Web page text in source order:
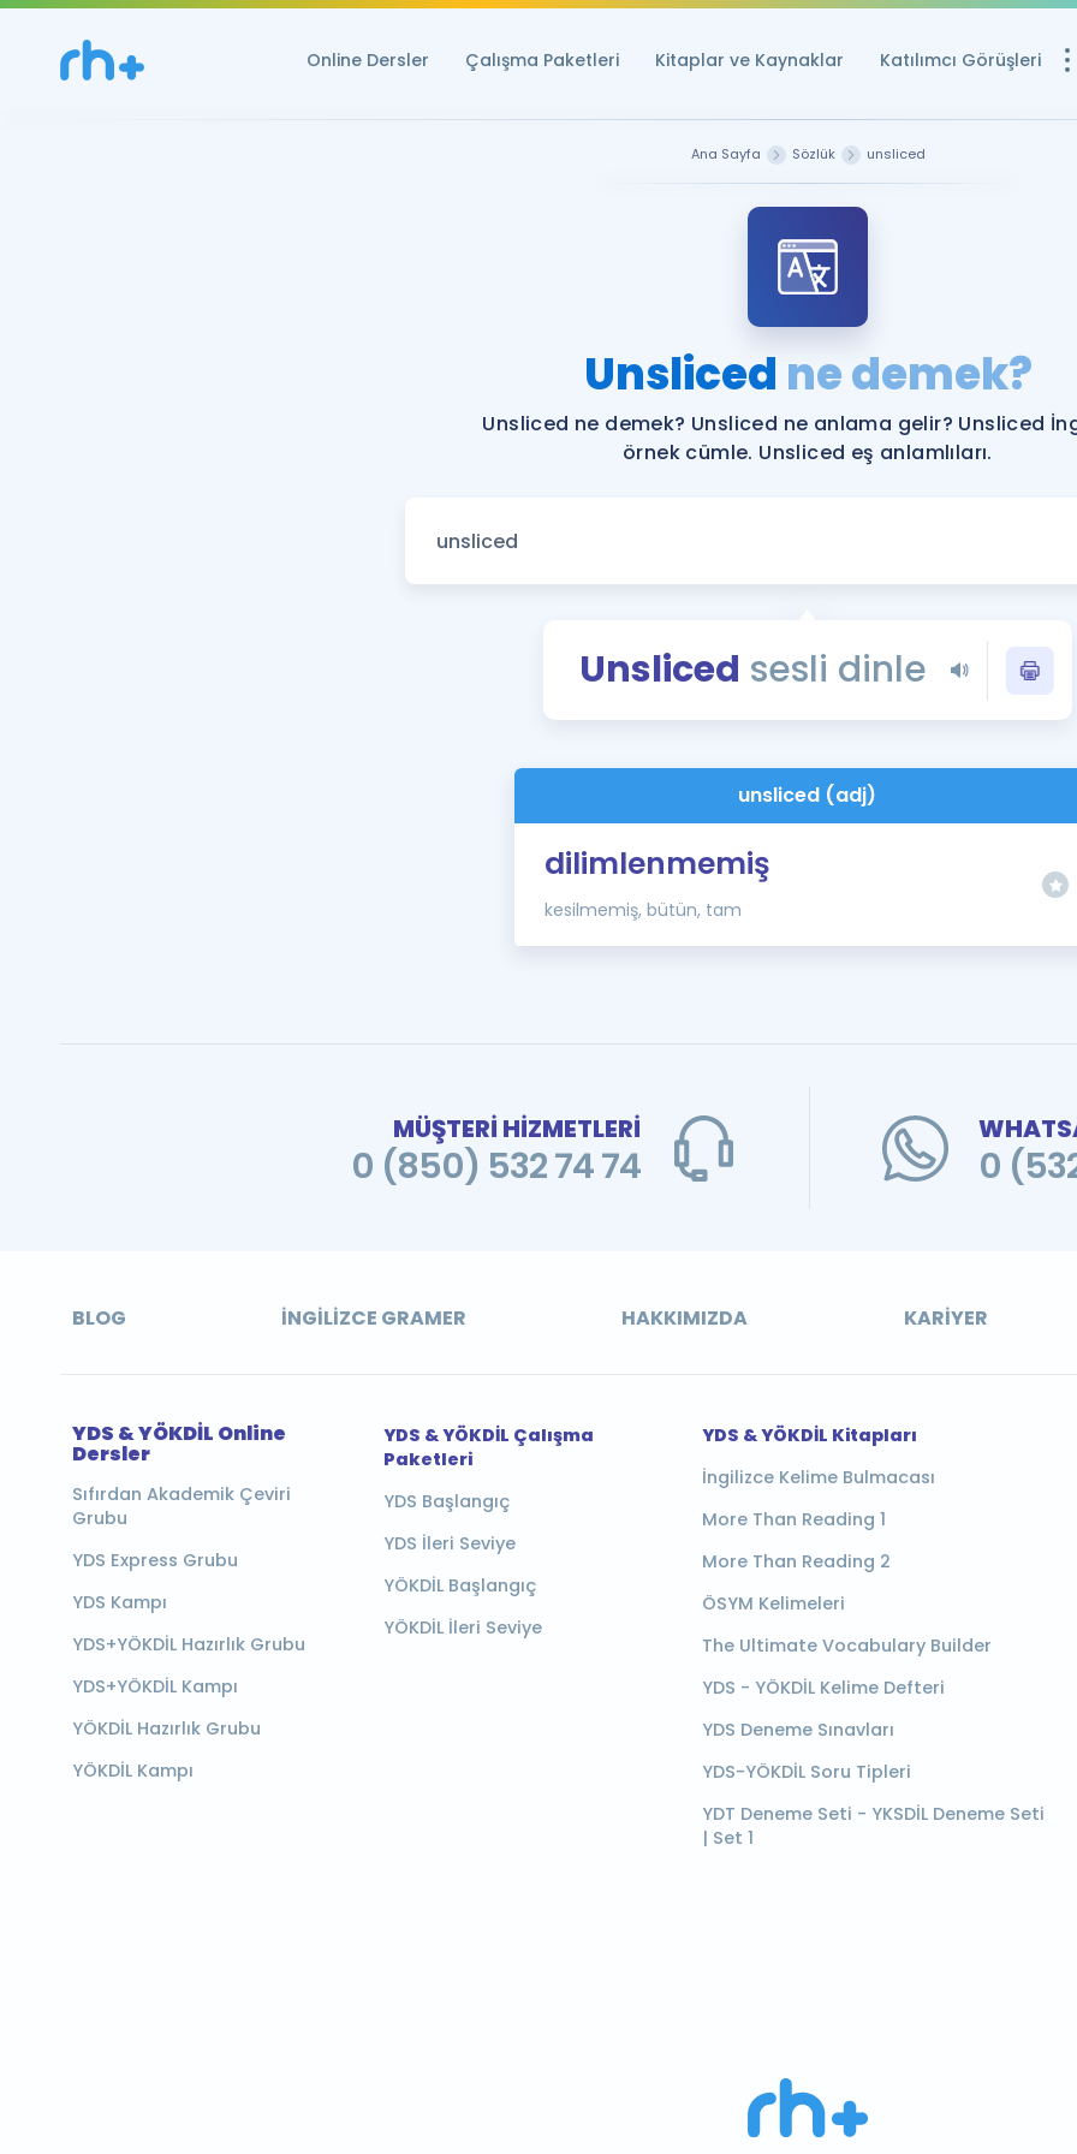
Online Dersler Çalışma Paketleri Kitaplar ve Kaynaklar Katılımcı Görüşleri
YDS ve YÖKDİL
Rehberlik Aracı
YDS ve YÖKDİL'e
Tüm ÖSYM
YDS - YÖKDİL
İngilizce Gramer
Ana Sayfa Sözlük unsliced
Unsliced ne demek?
Unsliced ne demek? Unsliced ne anlama gelir? Unsliced
örnek cümle. Unsliced eş anlamlıları.
Unsliced sesli dinle
unsliced (adj)
dilimlenmemiş
kesilmemiş, bütün, tam
MÜŞTERİ HİZMETLERİ
0 (850) 532 74 74 0
BLOG İNGILIZCE GRAMER HAKKIMIZDA KARIYER
YDS & YÖKDİL Online
Dersler
Sıfırdan Akademik Çeviri
Grubu
YDS Express Grubu
YDS Kampı
YDS+YÖKDİL Hazırlık Grubu
YDS+YÖKDİL Kampı
YÖKDİL Hazırlık Grubu
YÖKDİL Kampı
YDS & YÖKDİL Çalışma
Paketleri
YDS Başlangıç
YDS İleri Seviye
YÖKDİL Başlangıç
YÖKDİL İleri Seviye
YDS & YÖKDİL Kitapları
İngilizce Kelime Bulmacası
More Than Reading 1
More Than Reading 2
ÖSYM Kelimeleri
The Ultimate Vocabulary Builder
YDS - YÖKDİL Kelime Defteri
YDS Deneme Sınavları
YDS-YÖKDİL Soru Tipleri
YDT Deneme Seti - YKSDİL Deneme Seti
| Set 1